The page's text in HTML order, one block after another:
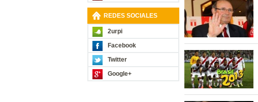
REDES SOCIALES
2urpi
Facebook
Twitter
Google+